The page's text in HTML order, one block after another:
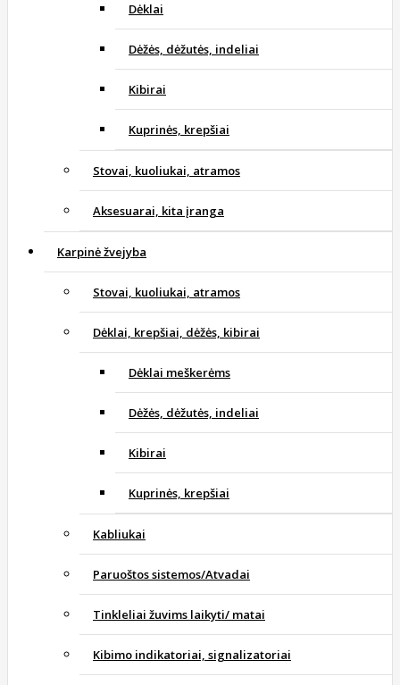
Dėklai
Dėžės, dėžutės, indeliai
Kibirai
Kuprinės, krepšiai
Stovai, kuoliukai, atramos
Aksesuarai, kita įranga
Karpinė žvejyba
Stovai, kuoliukai, atramos
Dėklai, krepšiai, dėžės, kibirai
Dėklai meškerėms
Dėžės, dėžutės, indeliai
Kibirai
Kuprinės, krepšiai
Kabliukai
Paruoštos sistemos/Atvadai
Tinkleliai žuvims laikyti/ matai
Kibimo indikatoriai, signalizatoriai